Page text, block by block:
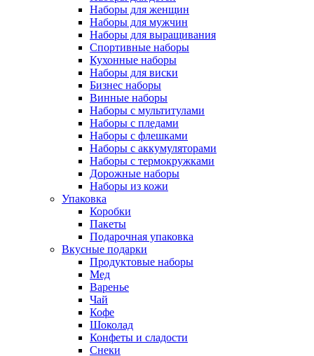
Наборы для женщин
Наборы для мужчин
Наборы для выращивания
Спортивные наборы
Кухонные наборы
Наборы для виски
Бизнес наборы
Винные наборы
Наборы с мультитулами
Наборы с пледами
Наборы с флешками
Наборы с аккумуляторами
Наборы с термокружками
Дорожные наборы
Наборы из кожи
Упаковка
Коробки
Пакеты
Подарочная упаковка
Вкусные подарки
Продуктовые наборы
Мед
Варенье
Чай
Кофе
Шоколад
Конфеты и сладости
Снеки